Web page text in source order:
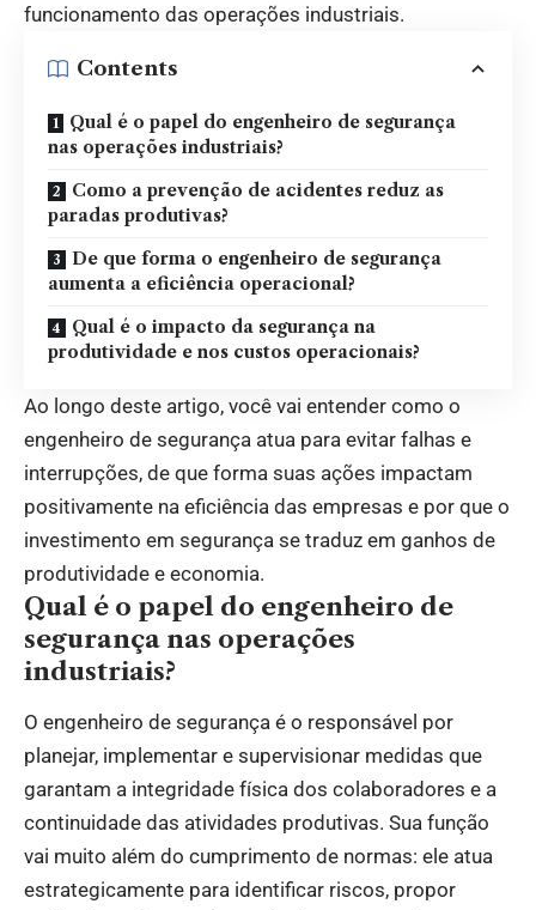
funcionamento das operações industriais.
Contents
Qual é o papel do engenheiro de segurança
nas operações industriais?
Como a prevenção de acidentes reduz as
paradas produtivas?
De que forma o engenheiro de segurança
aumenta a eficiência operacional?
Qual é o impacto da segurança na
produtividade e nos custos operacionais?
Ao longo deste artigo, você vai entender como o
engenheiro de segurança atua para evitar falhas e
interrupções, de que forma suas ações impactam
positivamente na eficiência das empresas e por que o
investimento em segurança se traduz em ganhos de
produtividade e economia.
Qual é o papel do engenheiro de
segurança nas operações
industriais?
O engenheiro de segurança é o responsável por
planejar, implementar e supervisionar medidas que
garantam a integridade física dos colaboradores e a
continuidade das atividades produtivas. Sua função
vai muito além do cumprimento de normas: ele atua
estrategicamente para identificar riscos, propor